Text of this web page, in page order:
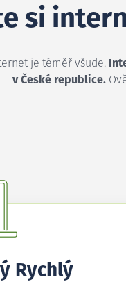
si
je téměř všude.
v České republice.
Rychlý